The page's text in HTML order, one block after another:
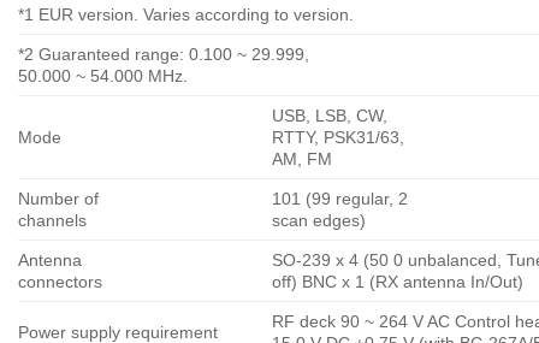
*1 EUR version. Varies according to version.
*2 Guaranteed range: 0.100 ~ 29.999,
50.000 ~ 54.000 MHz.
Mode
USB, LSB, CW,
RTTY, PSK31/63,
AM, FM
Number of
channels
101 (99 regular, 2
scan edges)
Antenna
connectors
SO-239 x 4 (50 0 unbalanced,
off) BNC x 1 (RX antenna In/Out)
Power supply requirement
RF deck 90 ~ 264 V AC Control